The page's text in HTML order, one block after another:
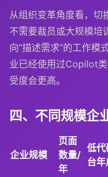
从组织变革角度看，切
不需要裁员或大规模培
向“描述需求”的工作模
业已经使用过Copilot
受度会更高。
四、不同规模企
企业规模
页面
数量/
年
低代
台